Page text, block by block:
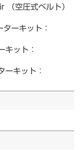
空圧式ベルト）
ーキット：
ット：
キット：